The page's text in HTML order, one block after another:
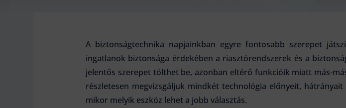
A biztonságtechnika napjainkban egyre fontosabb szerepet
ingatlanok biztonsága érdekében a riasztórendszerek és a
jelentős szerepet tölthet be, azonban eltérő funkcióik miatt más-
részletesen megvizsgáljuk mindkét technológia előnyeit,
mikor melyik eszköz lehet a jobb választás.